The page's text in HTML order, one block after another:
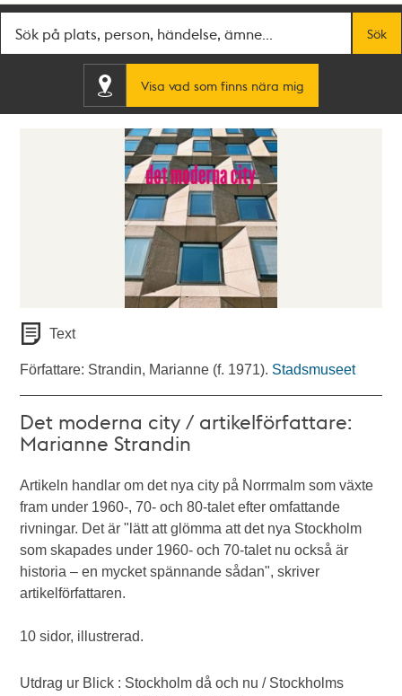
Sök
Visa vad som finns nära mig
Text
Författare: Strandin, Marianne (f. 1971). Stadsmuseet
Det moderna city / artikelförfattare:
Marianne Strandin
Artikeln handlar om det nya city på Norrmalm som växte
fram under 1960-, 70- och 80-talet efter omfattande
rivningar. Det är "lätt att glömma att det nya Stockholm
som skapades under 1960- och 70-talet nu också är
historia – en mycket spännande sådan", skriver
artikelförfattaren.
10 sidor, illustrerad.
Utdrag ur Blick : Stockholm då och nu / Stockholms